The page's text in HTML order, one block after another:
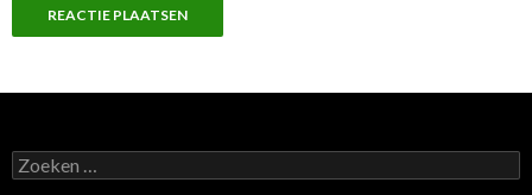
Z
o